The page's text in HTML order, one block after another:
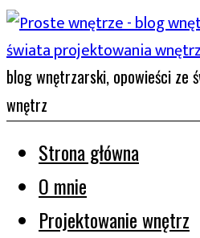
blog wnętrzarski, opowieści ze
wnętrz
Strona główna
O mnie
Projektowanie wnętrz